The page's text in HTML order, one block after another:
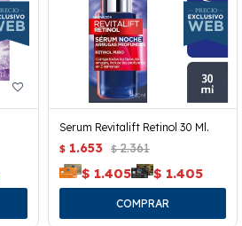
Serum Revitalift Retinol 30 Ml.
$ 1.653 $ 2.361
$ 1.405 $ 1.405